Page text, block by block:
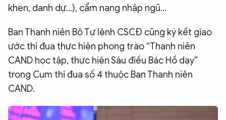
khen, danh dự...), cẩm nang nhập ngũ...
Ban Thanh niên Bộ Tư lệnh CSCĐ cũng ký kết giao
ước thi đua thực hiện phong trào “Thanh niên
CAND học tập, thực hiện Sáu điều Bác Hồ dạy”
trong Cụm thi đua số 4 thuộc Ban Thanh niên
CAND.